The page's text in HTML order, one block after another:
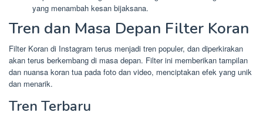
yang menambah kesan bijaksana.
Tren dan Masa Depan Filter Koran
Filter Koran di Instagram terus menjadi tren populer, dan diperkirakan
akan terus berkembang di masa depan. Filter ini memberikan tampilan
dan nuansa koran tua pada foto dan video, menciptakan efek yang unik
dan menarik.
Tren Terbaru